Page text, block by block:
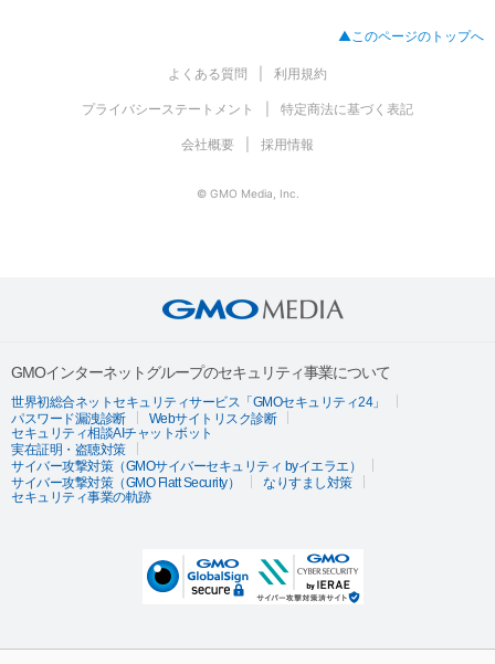
▲このページのトップへ
よくある質問 利用規約
プライバシーステートメント 特定商法に基づく表記
会社概要 採用情報
© GMO Media, Inc.
GMOインターネットグループのセキュリティ事業について
世界初総合ネットセキュリティサービス「GMOセキュリティ24」
パスワード漏洩診断
Webサイトリスク診断
セキュリティ相談AIチャットボット
実在証明・盗聴対策
サイバー攻撃対策（GMOサイバーセキュリティ byイエラエ）
サイバー攻撃対策（GMO Flatt Security）
なりすまし対策
セキュリティ事業の軌跡